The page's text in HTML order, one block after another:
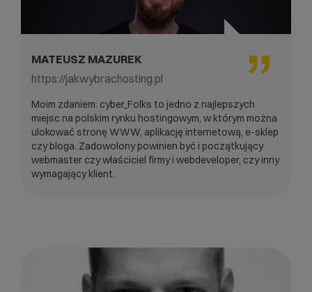
MATEUSZ MAZUREK
https://jakwybrachosting.pl
Moim zdaniem: cyber_Folks to jedno z najlepszych
miejsc na polskim rynku hostingowym, w którym można
ulokować stronę WWW, aplikację internetową, e-sklep
czy bloga. Zadowolony powinien być i początkujący
webmaster czy właściciel firmy i webdeveloper, czy inny
wymagający klient.